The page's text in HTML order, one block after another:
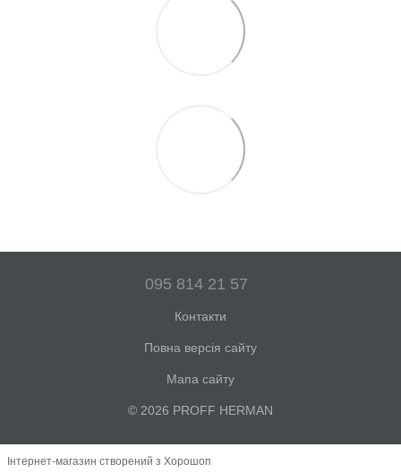
095 814 21 57
Контакти
Повна версія сайту
Мапа сайту
© 2026 PROFF HERMAN
Інтернет-магазин створений з Хорошоп